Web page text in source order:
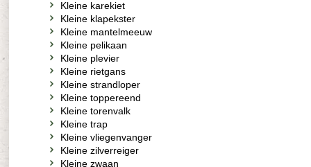
Kleine karekiet
Kleine klapekster
Kleine mantelmeeuw
Kleine pelikaan
Kleine plevier
Kleine rietgans
Kleine strandloper
Kleine toppereend
Kleine torenvalk
Kleine trap
Kleine vliegenvanger
Kleine zilverreiger
Kleine zwaan